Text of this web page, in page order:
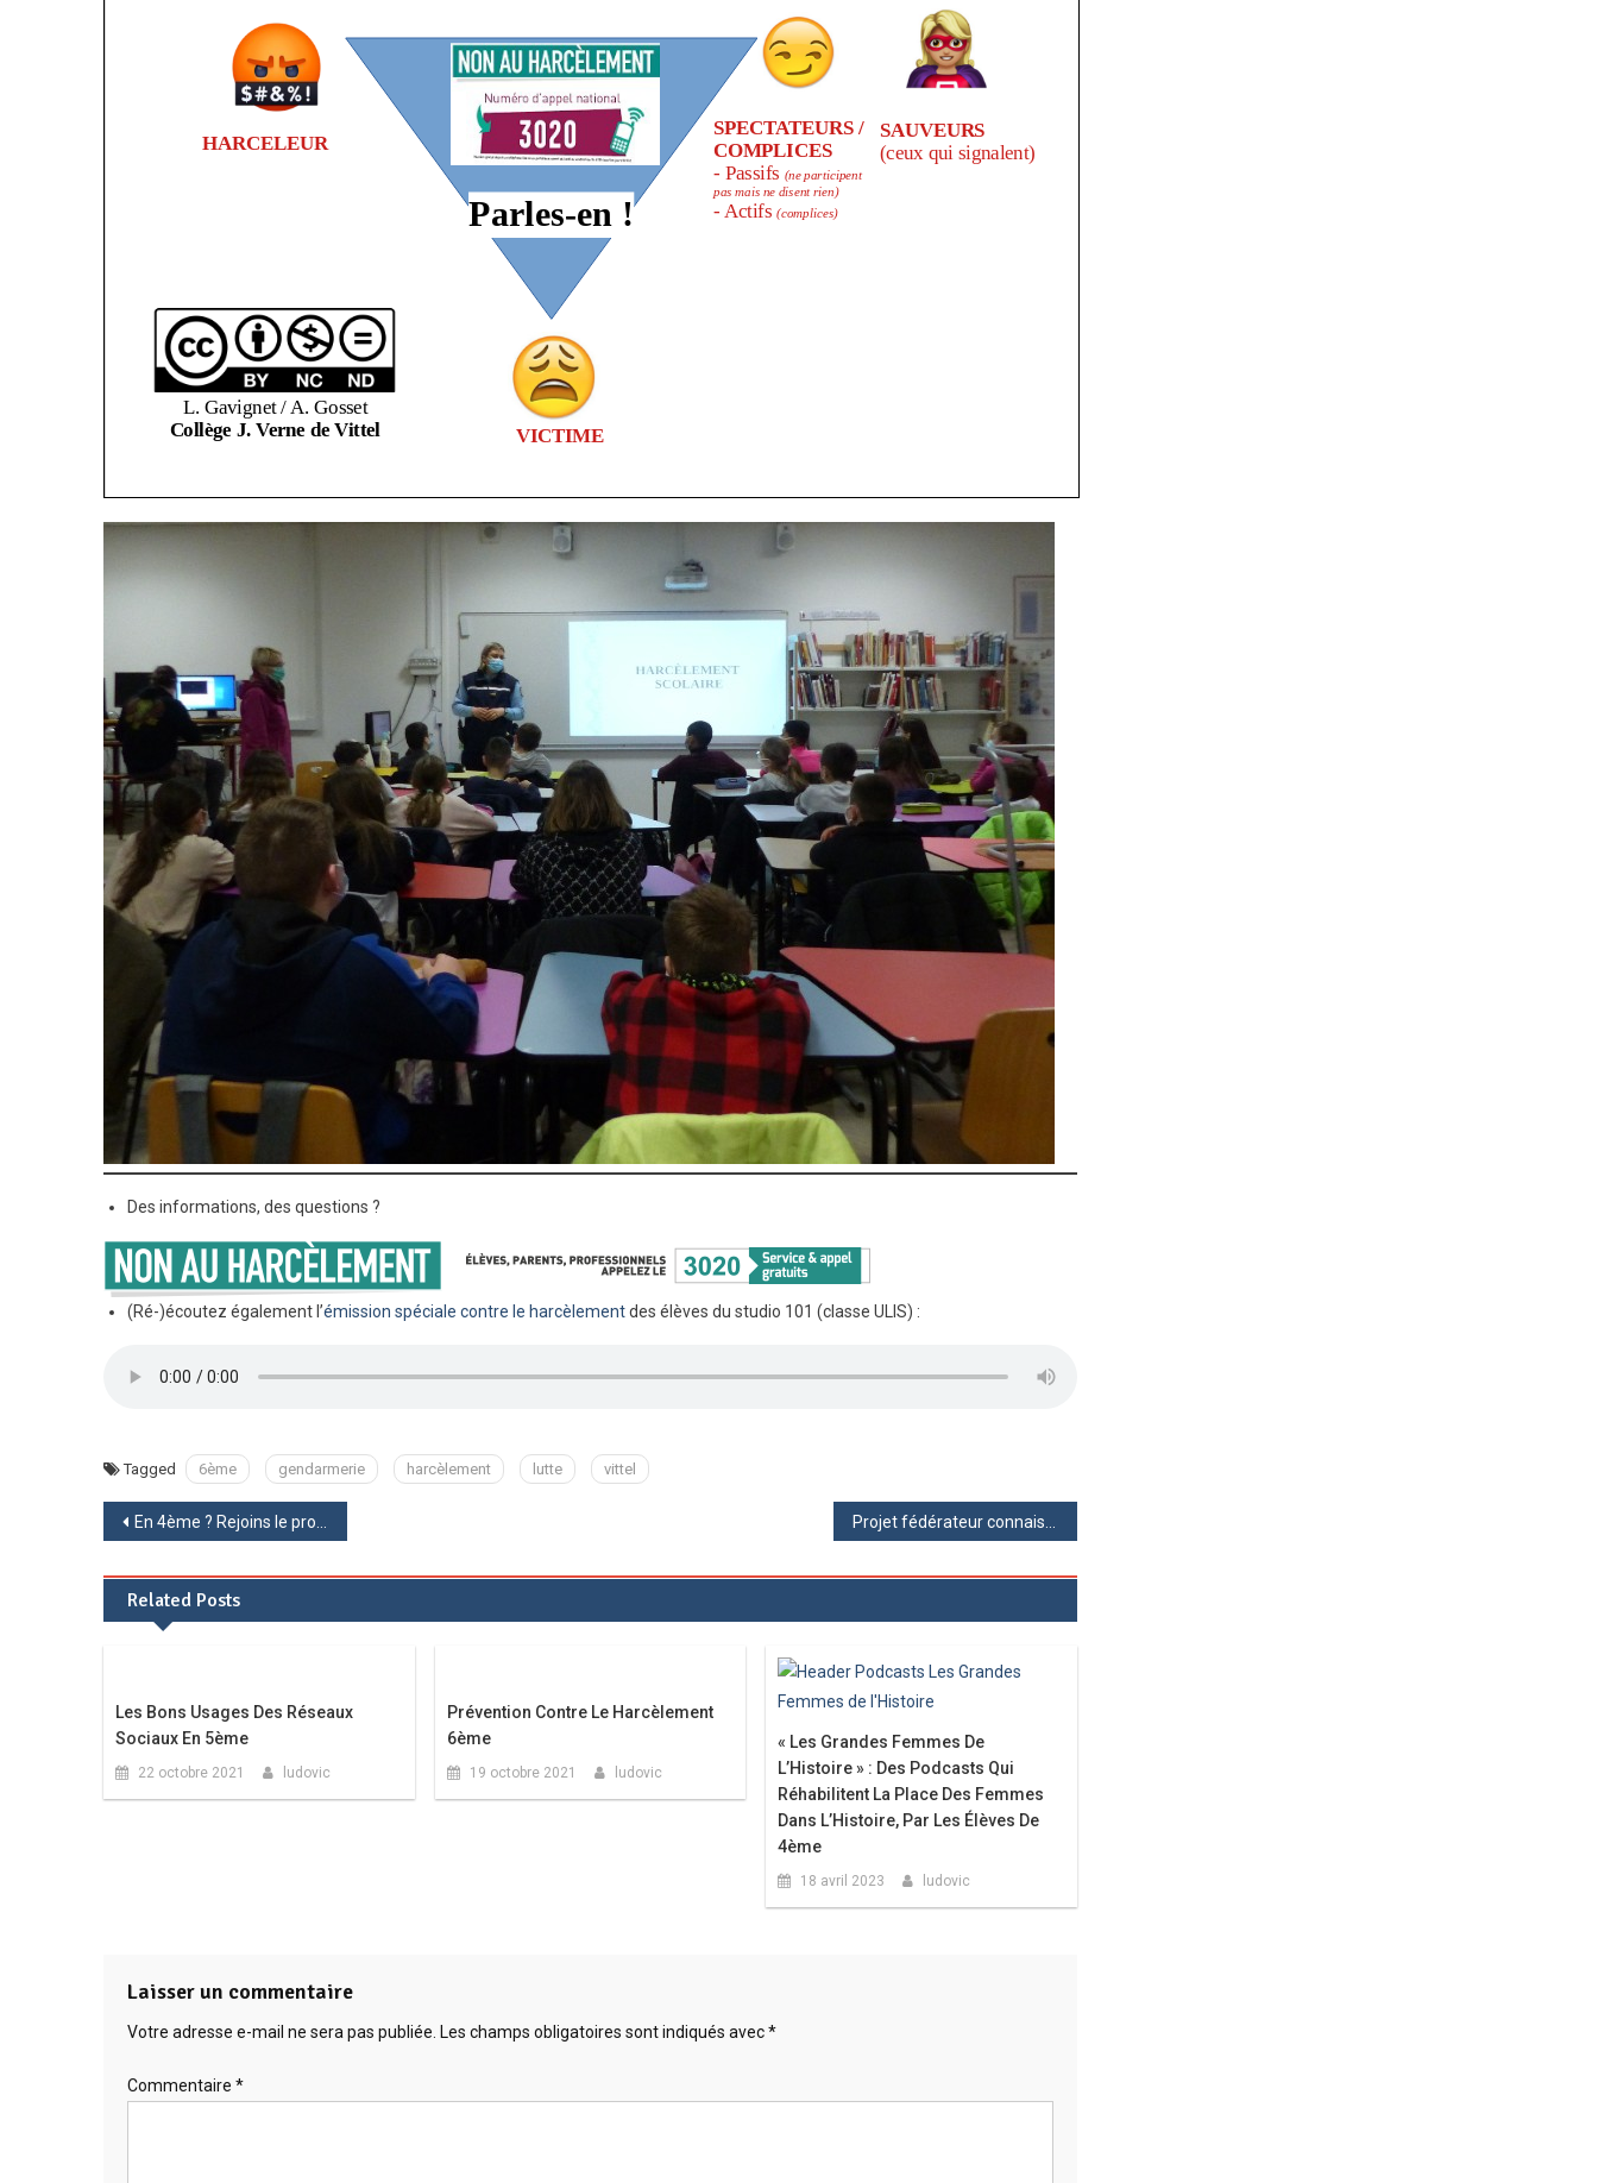
Des informations, des questions ?
(Ré-)écoutez également l’émission spéciale contre le harcèlementdes élèves du studio 101 (classe ULIS) :
Tagged 6ème gendarmerie harcèlement lutte vittel
Navigation
de
l’article
En 4ème ? Rejoins le programme « Chemins d’avenirs » ! Projet fédérateur connaissance de la Plaine des Vosges
Related Posts
Les Bons Usages Des Réseaux
Sociaux En 5ème
22 octobre 2021 ludovic
Prévention Contre Le Harcèlement
6ème
19 octobre 2021 ludovic
« Les Grandes Femmes De
L’Histoire » : Des Podcasts Qui
Réhabilitent La Place Des Femmes
Dans L’Histoire, Par Les Élèves De
4ème
18 avril 2023 ludovic
Laisser un commentaire
Votre adresse e-mail ne sera pas publiée. Les champs obligatoires sont indiqués avec*
Commentaire *